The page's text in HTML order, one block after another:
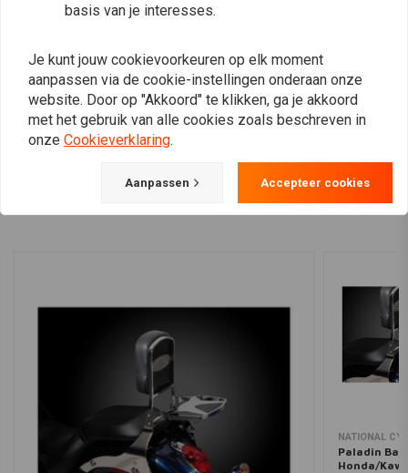
MEMPHIS SHADES
€202,95
Softail | Donkere Tint
€606,68
NATIONAL
Paladin
Honda/
basis van je interesses.
Je kunt jouw cookievoorkeuren op elk moment
aanpassen via de cookie-instellingen onderaan onze
website. Door op "Akkoord" te klikken, ga je akkoord
met het gebruik van alle cookies zoals beschreven in
onze Cookieverklaring.
Aanpassen Accepteer cookies